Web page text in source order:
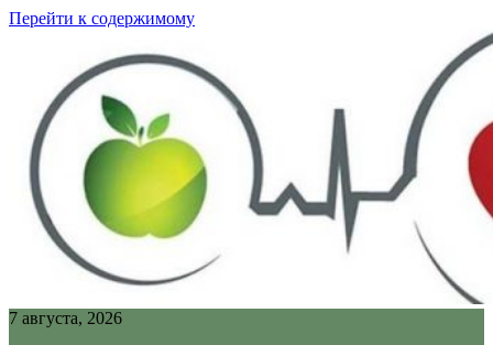
Перейти к содержимому
7 августа, 2026